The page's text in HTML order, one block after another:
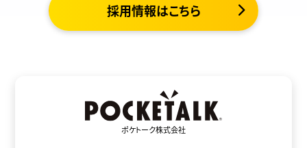
採用情報はこちら
ポケトーク株式会社